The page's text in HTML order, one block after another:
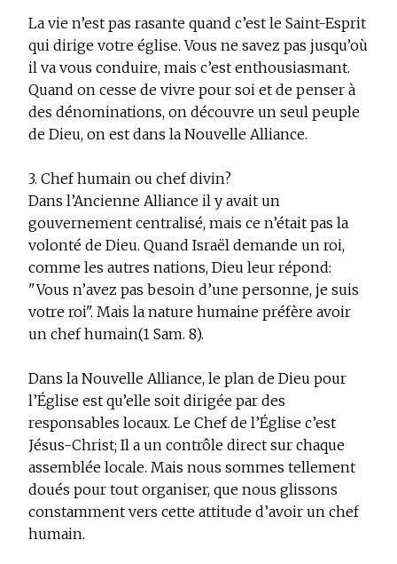
La vie n’est pas rasante quand c’est le Saint-Esprit
qui dirige votre église. Vous ne savez pas jusqu’où
il va vous conduire, mais c’est enthousiasmant.
Quand on cesse de vivre pour soi et de penser à
des dénominations, on découvre un seul peuple
de Dieu, on est dans la Nouvelle Alliance.
3. Chef humain ou chef divin?
Dans l’Ancienne Alliance il y avait un
gouvernement centralisé, mais ce n’était pas la
volonté de Dieu. Quand Israël demande un roi,
comme les autres nations, Dieu leur répond:
"Vous n’avez pas besoin d’une personne, je suis
votre roi". Mais la nature humaine préfère avoir
un chef humain(1 Sam. 8).
Dans la Nouvelle Alliance, le plan de Dieu pour
l’Église est qu’elle soit dirigée par des
responsables locaux. Le Chef de l’Église c’est
Jésus-Christ; Il a un contrôle direct sur chaque
assemblée locale. Mais nous sommes tellement
doués pour tout organiser, que nous glissons
constamment vers cette attitude d’avoir un chef
humain.